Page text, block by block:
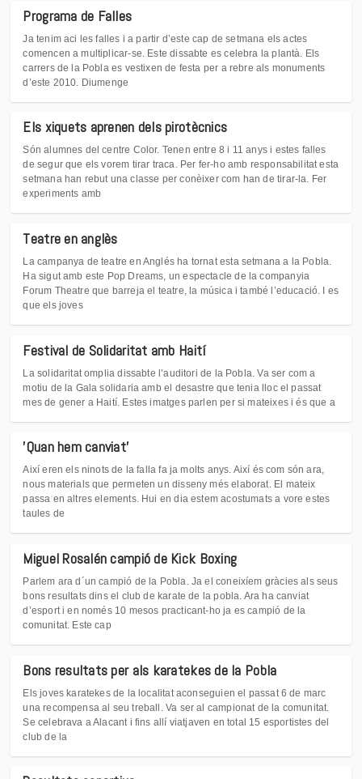
Programa de Falles
Ja tenim aci les falles i a partir d’este cap de setmana els actes
comencen a multiplicar-se. Este dissabte es celebra la plantà. Els
carrers de la Pobla es vestixen de festa per a rebre als monuments
d’este 2010. Diumenge
Els xiquets aprenen dels pirotècnics
Són alumnes del centre Color. Tenen entre 8 i 11 anys i estes falles
de segur que els vorem tirar traca. Per fer-ho amb responsabilitat esta
setmana han rebut una classe per conèixer com han de tirar-la. Fer
experiments amb
Teatre en anglès
La campanya de teatre en Anglés ha tornat esta setmana a la Pobla.
Ha sigut amb este Pop Dreams, un espectacle de la companyia
Forum Theatre que barreja el teatre, la música i també l’educació. I es
que els joves
Festival de Solidaritat amb Haití
La solidaritat omplia dissabte l’auditori de la Pobla. Va ser com a
motiu de la Gala solidaria amb el desastre que tenia lloc el passat
mes de gener a Haití. Estes imatges parlen per si mateixes i és que a
'Quan hem canviat'
Així eren els ninots de la falla fa ja molts anys. Així és com són ara,
nous materials que permeten un disseny més elaborat. El mateix
passa en altres elements. Hui en dia estem acostumats a vore estes
taules de
Miguel Rosalén campió de Kick Boxing
Parlem ara d´un campió de la Pobla. Ja el coneixíem gràcies als seus
bons resultats dins el club de karate de la pobla. Ara ha canviat
d’esport i en només 10 mesos practicant-ho ja es campió de la
comunitat. Este cap
Bons resultats per als karatekes de la Pobla
Els joves karatekes de la localitat aconseguien el passat 6 de marc
una recompensa al seu treball. Va ser al campionat de la comunitat.
Se celebrava a Alacant i fins allí viatjaven en total 15 esportistes del
club de la